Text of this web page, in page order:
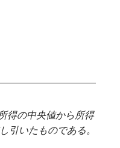
得の中央値から所得
引いたものである。